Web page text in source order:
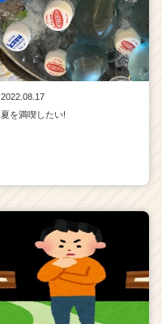
2022.08.17
夏を満喫したい!